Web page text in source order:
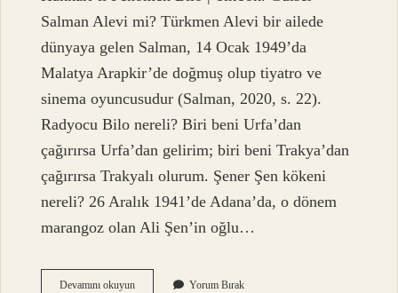
Salman Alevi mi? Türkmen Alevi bir ailede
dünyaya gelen Salman, 14 Ocak 1949’da
Malatya Arapkir’de doğmuş olup tiyatro ve
sinema oyuncusudur (Salman, 2020, s. 22).
Radyocu Bilo nereli? Biri beni Urfa’dan
çağırırsa Urfa’dan gelirim; biri beni Trakya’dan
çağırırsa Trakyalı olurum. Şener Şen kökeni
nereli? 26 Aralık 1941’de Adana’da, o dönem
marangoz olan Ali Şen’in oğlu…
Devamını okuyunSanatçı
Yorum Bırak